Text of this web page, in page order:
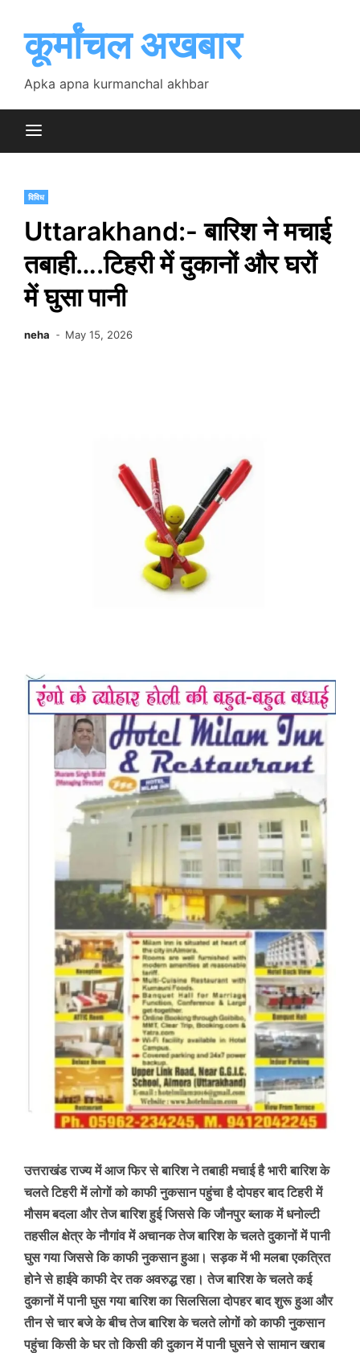
contentकूर्मांचल अखबार
Apka apna kurmanchal akhbar
विविध
Uttarakhand:- बारिश ने मचाई
तबाही….टिहरी में दुकानों और घरों
में घुसा पानी
neha May 15, 2026
उत्तराखंड राज्य में आज फिर से बारिश ने तबाही मचाई है भारी बारिश के
चलते टिहरी में लोगों को काफी नुकसान पहुंचा है दोपहर बाद टिहरी में
मौसम बदला और तेज बारिश हुई जिससे कि जौनपुर ब्लाक में धनोल्टी
तहसील क्षेत्र के नौगांव में अचानक तेज बारिश के चलते दुकानों में पानी
घुस गया जिससे कि काफी नुकसान हुआ। सड़क में भी मलबा एकत्रित
होने से हाईवे काफी देर तक अवरुद्ध रहा। तेज बारिश के चलते कई
दुकानों में पानी घुस गया बारिश का सिलसिला दोपहर बाद शुरू हुआ और
तीन से चार बजे के बीच तेज बारिश के चलते लोगों को काफी नुकसान
पहुंचा किसी के घर तो किसी की दुकान में पानी घुसने से सामान खराब